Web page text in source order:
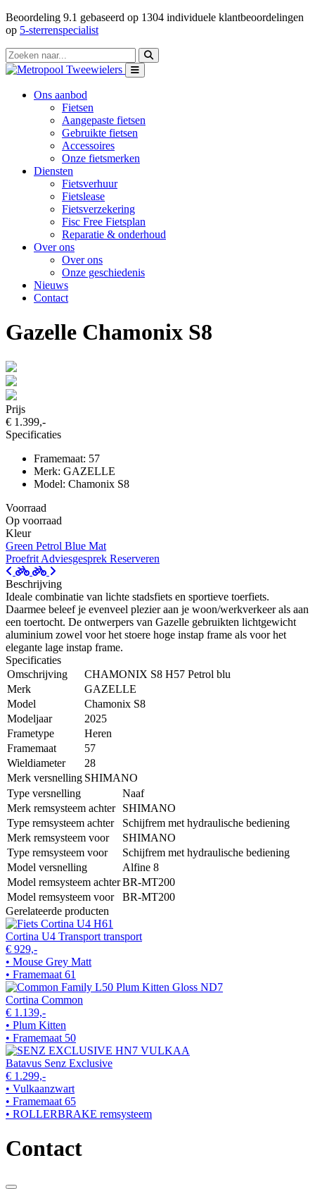
Beoordeling 9.1 gebaseerd op 1304 individuele klantbeoordelingen
op 5-sterrenspecialist
Ons aanbod
Fietsen
Aangepaste fietsen
Gebruikte fietsen
Accessoires
Onze fietsmerken
Diensten
Fietsverhuur
Fietslease
Fietsverzekering
Fisc Free Fietsplan
Reparatie & onderhoud
Over ons
Over ons
Onze geschiedenis
Nieuws
Contact
Gazelle Chamonix S8
Prijs
€ 1.399,-
Specificaties
Framemaat: 57
Merk: GAZELLE
Model: Chamonix S8
Voorraad
Op voorraad
Kleur
Green Petrol Blue Mat
Proefrit Adviesgesprek Reserveren
Beschrijving
Ideale combinatie van lichte stadsfiets en sportieve toerfiets.
Daarmee beleef je evenveel plezier aan je woon/werkverkeer als aan
een toertocht. De ontwerpers van Gazelle gebruikten lichtgewicht
aluminium zowel voor het stoere hoge instap frame als voor het
elegante lage instap frame.
Specificaties
Omschrijving
CHAMONIX S8 H57 Petrol blu
Merk
GAZELLE
Model
Chamonix S8
Modeljaar
2025
Frametype
Heren
Framemaat
57
Wieldiameter
28
Merk versnelling SHIMANO
Type versnelling
Naaf
Merk remsysteem achter
SHIMANO
Type remsysteem achter
Schijfrem met hydraulische bediening
Merk remsysteem voor
SHIMANO
Type remsysteem voor
Schijfrem met hydraulische bediening
Model versnelling
Alfine 8
Model remsysteem achterBR-MT200
Model remsysteem voor
BR-MT200
Gerelateerde producten
Cortina U4 Transport transport
€ 929,-
• Mouse Grey Matt
• Framemaat 61
Cortina Common
€ 1.139,-
• Plum Kitten
• Framemaat 50
Batavus Senz Exclusive
€ 1.299,-
• Vulkaanzwart
• Framemaat 65
• ROLLERBRAKE remsysteem
Contact